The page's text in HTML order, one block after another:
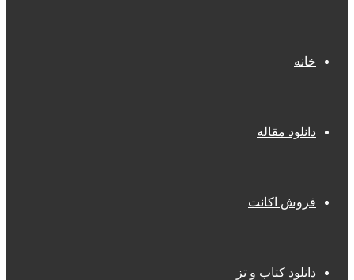
خانه
دانلود مقاله
فروش اکانت
دانلود کتاب و تز